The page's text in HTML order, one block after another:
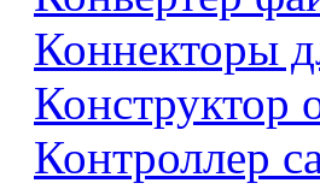
Коннекторы
Конструктор
Контроллер